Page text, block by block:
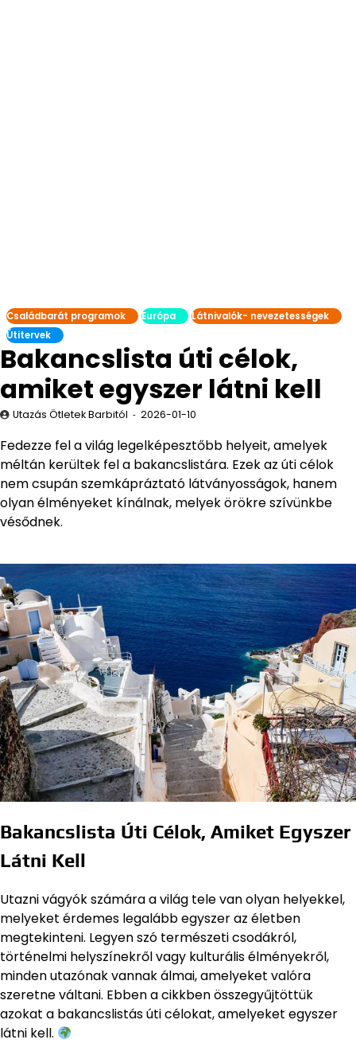
Családbarát programok Európa
Látnivalók- nevezetességek
Útitervek
Bakancslista úti célok,
amiket egyszer látni kell
Utazás Ötletek Barbitól 2026-01-10
Fedezze fel a világ legelképesztőbb helyeit, amelyek
méltán kerültek fel a bakancslistára. Ezek az úti célok
nem csupán szemkápráztató látványosságok, hanem
olyan élményeket kínálnak, melyek örökre szívünkbe
vésődnek.
Bakancslista Úti Célok, Amiket Egyszer
Látni Kell
Utazni vágyók számára a világ tele van olyan helyekkel,
melyeket érdemes legalább egyszer az életben
megtekinteni. Legyen szó természeti csodákról,
történelmi helyszínekről vagy kulturális élményekről,
minden utazónak vannak álmai, amelyeket valóra
szeretne váltani. Ebben a cikkben összegyűjtöttük
azokat a bakancslistás úti célokat, amelyeket egyszer
látni kell.